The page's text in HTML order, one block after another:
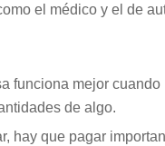
el médico y el de
funciona mejor cuando
de algo.
hay que pagar